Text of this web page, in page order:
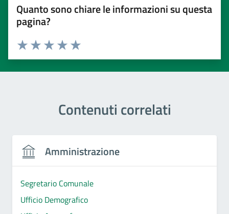
Quanto sono chiare le informazioni su questa
pagina?
Valuta 5 stelle su 5
Valuta 4 stelle su 5
Valuta 3 stelle su 5
Valuta 2 stelle su 5
Valuta 1 stelle su 5
Contenuti correlati
Amministrazione
Segretario Comunale
Ufficio Demografico